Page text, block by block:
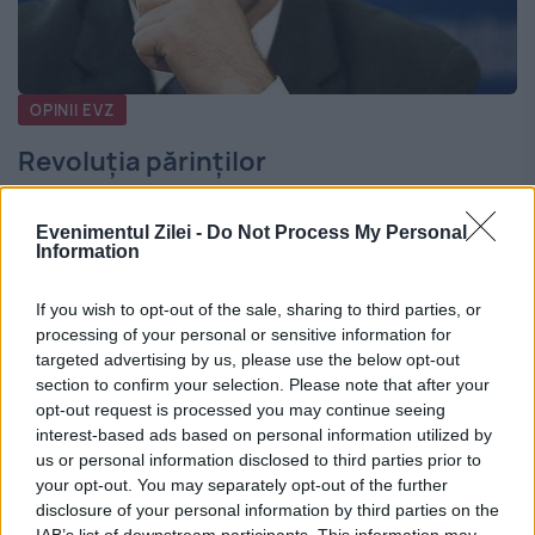
Evenimentul Zilei - Do Not Process My Personal
Information
If you wish to opt-out of the sale, sharing to third parties, or
processing of your personal or sensitive information for
targeted advertising by us, please use the below opt-out
section to confirm your selection. Please note that after your
opt-out request is processed you may continue seeing
interest-based ads based on personal information utilized by
us or personal information disclosed to third parties prior to
your opt-out. You may separately opt-out of the further
disclosure of your personal information by third parties on the
OPINII EVZ
Revoluția părinților
Într-un an (2013) în care mulți au remarcat
adesea „oare când vor face și părinții o
revoluție”? Răspunsul părea să fie
„niciodată”, dintr-un...
CITESTE STIREA